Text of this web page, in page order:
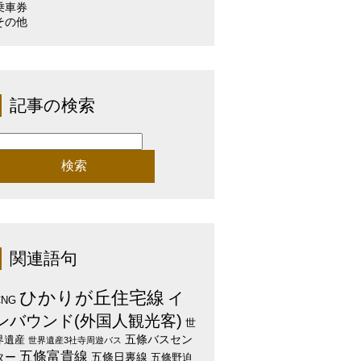
車券
の他
記事の検索
:
関連語句
ひかりが丘住宅線 イ
バウンド(外国人観光客) 世
遺産 世界遺産3社寺周遊バス 五條バスセン
ー 五條富貴線 五條日裏線 五條野迫